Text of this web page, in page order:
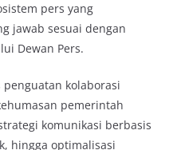
pers yang
jawab sesuai dengan
Dewan Pers.
kolaborasi
pemerintah
komunikasi berbasis
hingga optimalisasi